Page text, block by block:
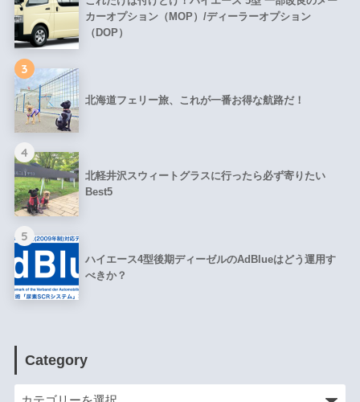
カーオプション（MOP）/ディーラーオプション
（DOP）
3
北海道フェリー旅、これが一番お得な航路だ！
4
北軽井沢スウィートグラスに行ったら必ず寄りたい
Best5
5
ハイエース4型後期ディーゼルのAdBlueはどう運用す
べきか？
Category